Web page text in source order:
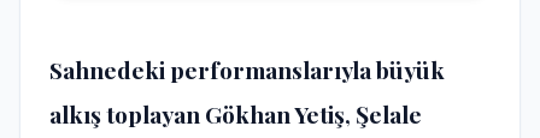
Sahnedeki performanslarıyla büyük
alkış toplayan Gökhan Yetiş, Şelale